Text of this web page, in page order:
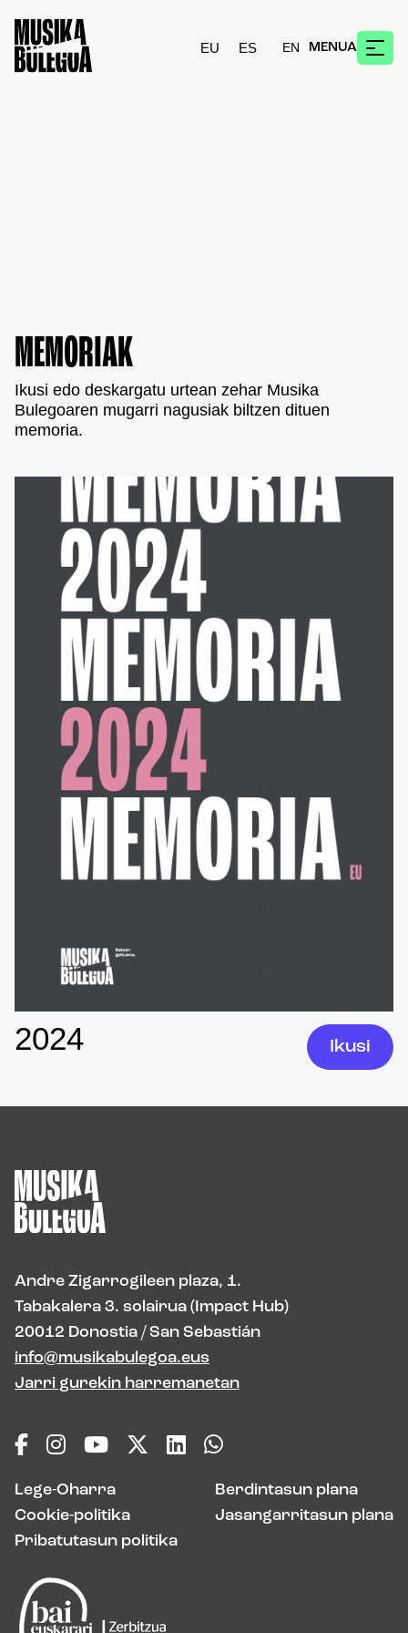
EU ES MENUA
MEMORIAK
Ikusi edo deskargatu urtean zehar Musika
Bulegoaren mugarri nagusiak biltzen dituen
memoria.
2024 Ikusi
Andre Zigarrogileen plaza, 1.
Tabakalera 3. solairua (Impact Hub)
20012 Donostia / San Sebastián
info@musikabulegoa.eus
Jarri gurekin harremanetan
Lege-Oharra
Cookie-politika
Pribatutasun politika
Berdintasun plana
Jasangarritasun plana